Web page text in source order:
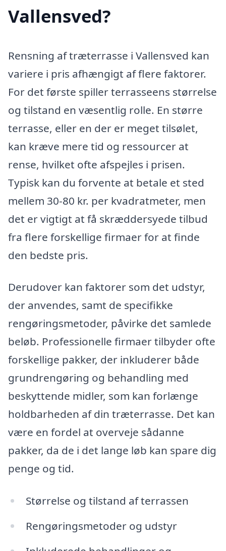
Vallensved?
Rensning af træterrasse i Vallensved kan
variere i pris afhængigt af flere faktorer.
For det første spiller terrasseens størrelse
og tilstand en væsentlig rolle. En større
terrasse, eller en der er meget tilsølet,
kan kræve mere tid og ressourcer at
rense, hvilket ofte afspejles i prisen.
Typisk kan du forvente at betale et sted
mellem 30-80 kr. per kvadratmeter, men
det er vigtigt at få skræddersyede tilbud
fra flere forskellige firmaer for at finde
den bedste pris.
Derudover kan faktorer som det udstyr,
der anvendes, samt de specifikke
rengøringsmetoder, påvirke det samlede
beløb. Professionelle firmaer tilbyder ofte
forskellige pakker, der inkluderer både
grundrengøring og behandling med
beskyttende midler, som kan forlænge
holdbarheden af din træterrasse. Det kan
være en fordel at overveje sådanne
pakker, da de i det lange løb kan spare dig
penge og tid.
Størrelse og tilstand af terrassen
Rengøringsmetoder og udstyr